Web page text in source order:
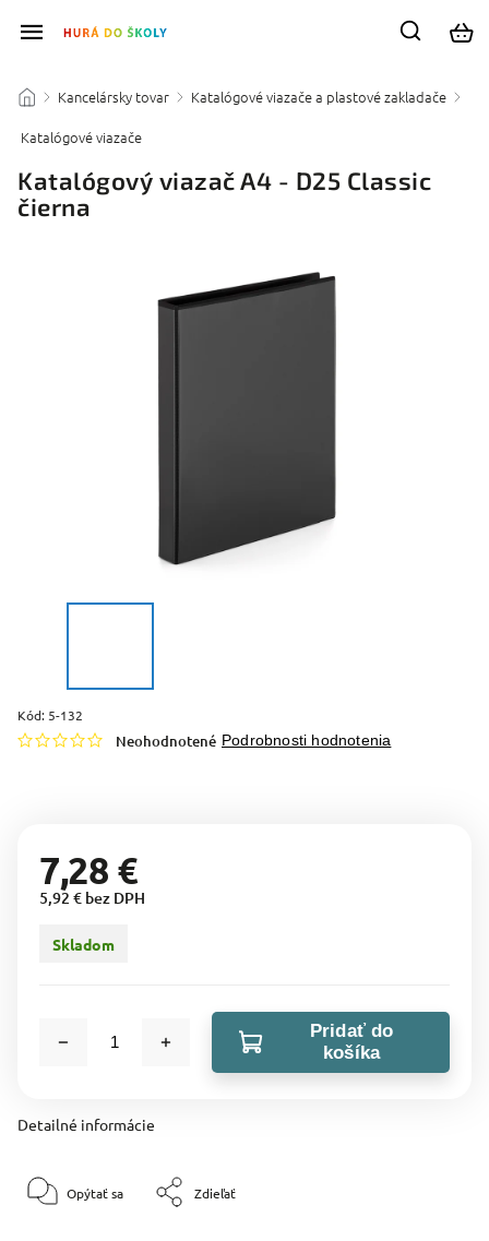
/ Kancelársky tovar / Katalógové viazače a plastové zakladače /
Katalógové viazače
Katalógový viazač A4 - D25 Classic
čierna
Kód: 5-132
Neohodnotené Podrobnosti hodnotenia
7,28 €
5,92 € bez DPH
Skladom
Pridať do
košíka
Detailné informácie
Opýtať sa Zdieľať